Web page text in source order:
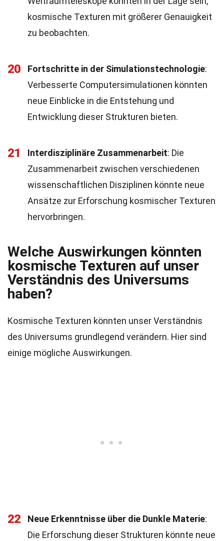
kosmische Texturen mit größerer Genauigkeit
zu beobachten.
20 Fortschritte in der Simulationstechnologie:
Verbesserte Computersimulationen könnten
neue Einblicke in die Entstehung und
Entwicklung dieser Strukturen bieten.
21 Interdisziplinäre Zusammenarbeit: Die
Zusammenarbeit zwischen verschiedenen
wissenschaftlichen Disziplinen könnte neue
Ansätze zur Erforschung kosmischer Texturen
hervorbringen.
Welche Auswirkungen könnten
kosmische Texturen auf unser
Verständnis des Universums
haben?
Kosmische Texturen könnten unser Verständnis
des Universums grundlegend verändern. Hier sind
einige mögliche Auswirkungen.
22 Neue Erkenntnisse über die Dunkle Materie:
Die Erforschung dieser Strukturen könnte neue